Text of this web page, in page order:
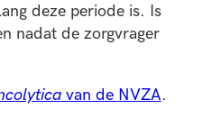
deze periode is. Is
nadat de zorgvrager
van de NVZA.